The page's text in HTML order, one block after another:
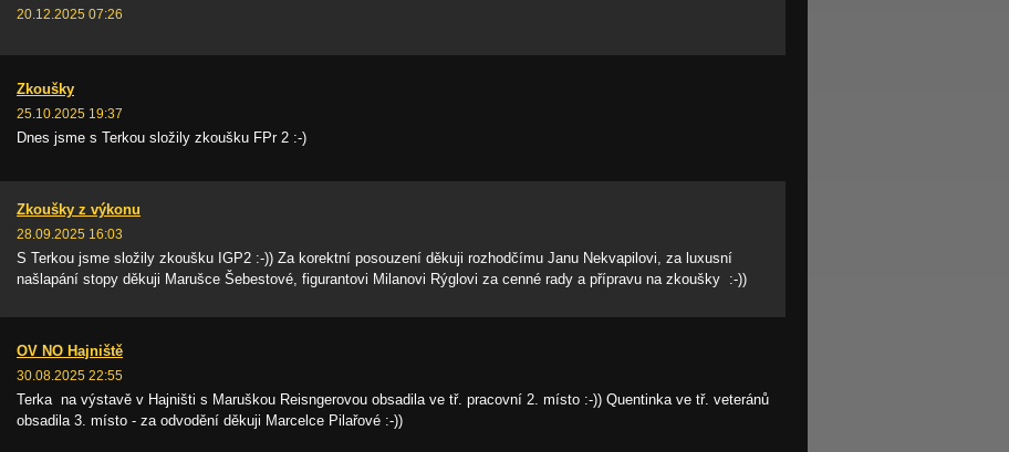
20.12.2025 07:26
Zkoušky
25.10.2025 19:37
Dnes jsme s Terkou složily zkoušku FPr 2 :-)
Zkoušky z výkonu
28.09.2025 16:03
S Terkou jsme složily zkoušku IGP2 :-)) Za korektní posouzení děkuji rozhodčímu Janu Nekvapilovi, za luxusní
našlapání stopy děkuji Marušce Šebestové, figurantovi Milanovi Rýglovi za cenné rady a přípravu na zkoušky :-))
OV NO Hajniště
30.08.2025 22:55
Terka na výstavě v Hajništi s Maruškou Reisngerovou obsadila ve tř. pracovní 2. místo :-)) Quentinka ve tř. veteránů
obsadila 3. místo - za odvodění děkuji Marcelce Pilařové :-))